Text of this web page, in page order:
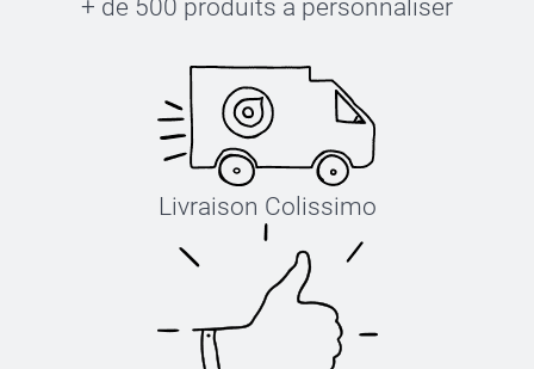
+ de 500 produits à personnaliser
Livraison Colissimo